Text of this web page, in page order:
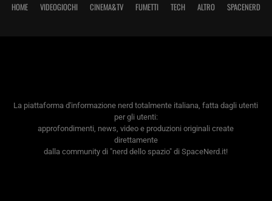
HOME VIDEOGIOCHI CINEMA&TV FUMETTI TECH ALTRO SPACENERD
La piattaforma d'informazione nerd totalmente italiana, fatta dagli utenti
per gli utenti:
approfondimenti, news, video e produzioni originali create
direttamente
dalla community di "nerd dello spazio" di SpaceNerd.it!